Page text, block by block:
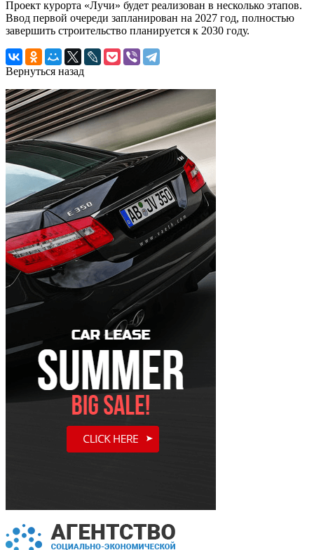
Проект курорта «Лучи» будет реализован в несколько этапов.
Ввод первой очереди запланирован на 2027 год, полностью
завершить строительство планируется к 2030 году.
Вернуться назад